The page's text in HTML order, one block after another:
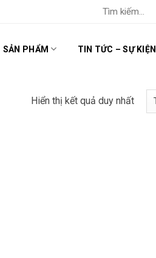
kiếm:
SẢN PHẨM TIN TỨC – SỰ KIỆN
Hiển thị kết quả duy nhất